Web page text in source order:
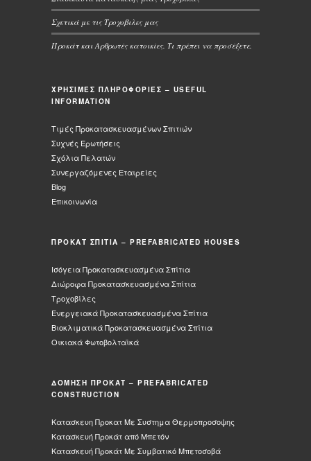
Σχετικά με τις Τροχοβιλες μας
Προκάτ και Αρθρωτές κατοικίες. Τι πρέπει να προσέξετε.
ΧΡΗΣΙΜΕΣ ΠΛΗΡΟΦΟΡΙΕΣ – USEFUL
INFORMATION
Τιμές Προκατασκευασμένων Σπιτιών
Συχνές Ερωτήσεις
Σχόλια Πελατών
Συνεργαζόμενες Εταιρείες
Blog
Επικοινωνία
ΠΡΟΚΑΤ ΣΠΙΤΙΑ – PREFABRICATED HOUSES
Ισόγεια Προκατασκευασμένα Σπίτια
Διώροφα Προκατασκευασμένα Σπίτια
Τροχοβίλες
Ενεργειακά Προκατασκευασμένα Σπίτια
Βιοκλιματικά Προκατασκευασμένα Σπίτια
Οικιακά Φωτοβολταϊκά
ΔΟΜΗΣΗ ΠΡΟΚΑΤ – PREFABRICATED
CONSTRUCTION
Κατασκευη Προκατ Με Συστημα Θερμοπροσοψης
Κατασκευή Προκάτ από Μπετόν
Κατασκευή Προκάτ Με Συμβατικό Μπετοσοβά